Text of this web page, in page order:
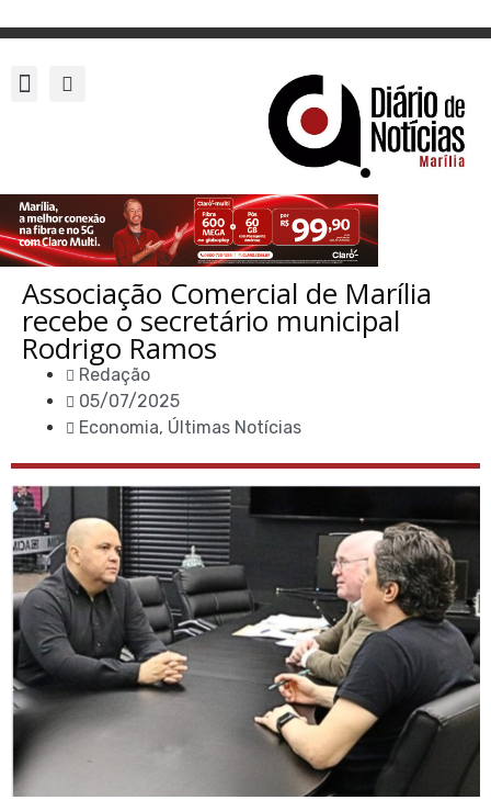
Associação Comercial de Marília
recebe o secretário municipal
Rodrigo Ramos
Redação
05/07/2025
Economia, Últimas Notícias